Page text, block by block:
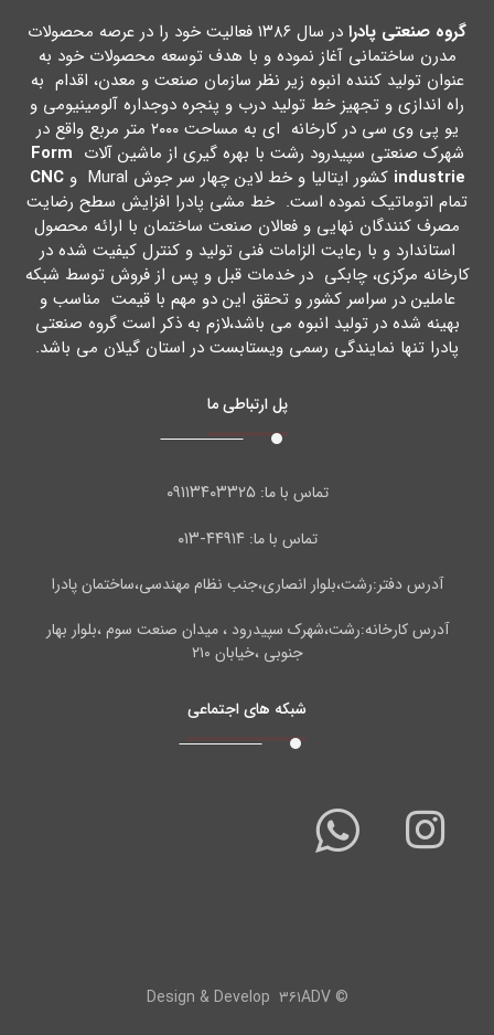
گروه صنعتی پادرا
در سال ۱۳۸۶ فعالیت خود را در عرصه محصولات
مدرن ساختمانی آغاز نموده و با هدف توسعه محصولات خود به
عنوان تولید کننده انبوه زیر نظر سازمان صنعت و معدن، اقدام به
راه اندازي و تجهیز خط تولید درب و پنجره دوجداره آلومینیومی و
یو پی وي سی در کارخانه اي به مساحت ۲۰۰۰ متر مربع واقع در
شهرك صنعتی سپیدرود رشت با بهره گیري از ماشین آلات Form
industrie کشور ایتالیا و خط لاین چهار سر جوش Mural و
CNC
تمام اتوماتیک نموده است. خط مشی پادرا افزایش سطح رضایت
مصرف کنندگان نهایی و فعالان صنعت ساختمان با ارائه محصول
استاندارد و با رعایت الزامات فنی تولید و کنترل کیفیت شده در
کارخانه مرکزي، چابکی در خدمات قبل و پس از فروش توسط شبکه
عاملین در سراسر کشور و تحقق این دو مهم با قیمت مناسب و
بهینه شده در تولید انبوه می باشد،لازم به ذکر است گروه صنعتی
پادرا تنها نمایندگی رسمی ویستابست در استان گیلان می باشد.
پل ارتباطی ما
تماس با ما:۰۹۱۱۳۴۰۳۳۲۵
تماس با ما: ۴۴۹۱۴-۰۱۳
آدرس دفتر:رشت،بلوار انصاری،جنب نظام مهندسی،ساختمان پادرا
آدرس کارخانه:رشت،شهرک سپیدرود ، میدان صنعت سوم ،بلوار بهار
جنوبی ،خیابان ۲۱۰
شبکه های اجتماعی
© Design & Develop۳۶۱ADV